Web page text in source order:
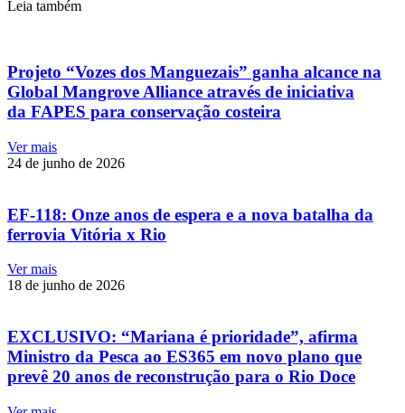
Leia também
Projeto “Vozes dos Manguezais” ganha alcance na
Global Mangrove Alliance através de iniciativa
da FAPES para conservação costeira
Ver mais
24 de junho de 2026
EF-118: Onze anos de espera e a nova batalha da
ferrovia Vitória x Rio
Ver mais
18 de junho de 2026
EXCLUSIVO: “Mariana é prioridade”, afirma
Ministro da Pesca ao ES365 em novo plano que
prevê 20 anos de reconstrução para o Rio Doce